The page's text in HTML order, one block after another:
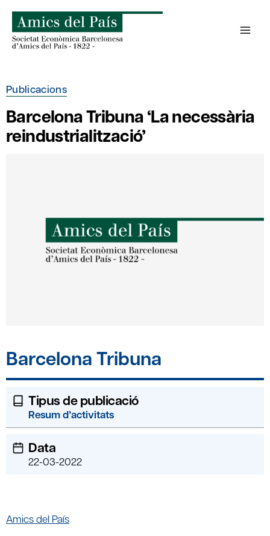
content
Publicacions
Barcelona Tribuna ‘La necessària
reindustrialització’
Barcelona Tribuna
Tipus de publicació
Resum d’activitats
Data
22-03-2022
Amics del País